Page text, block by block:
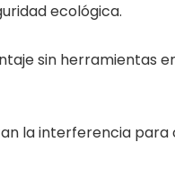
ecológica.
sin herramientas
la interferencia